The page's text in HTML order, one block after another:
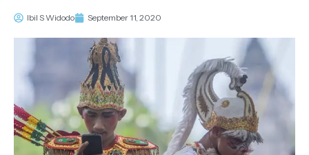
Ibil S Widodo September 11, 2020